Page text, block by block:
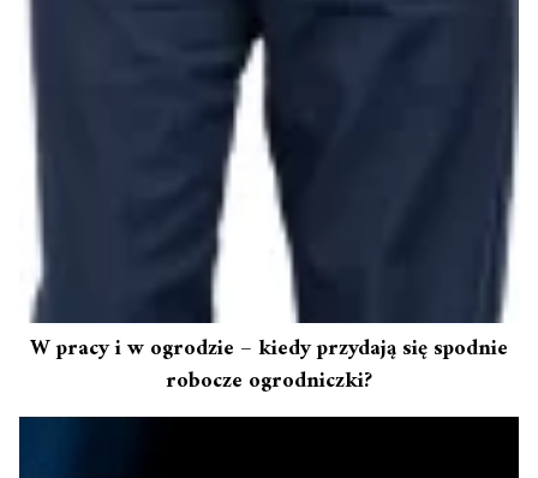
W pracy i w ogrodzie – kiedy przydają się spodnie
robocze ogrodniczki?